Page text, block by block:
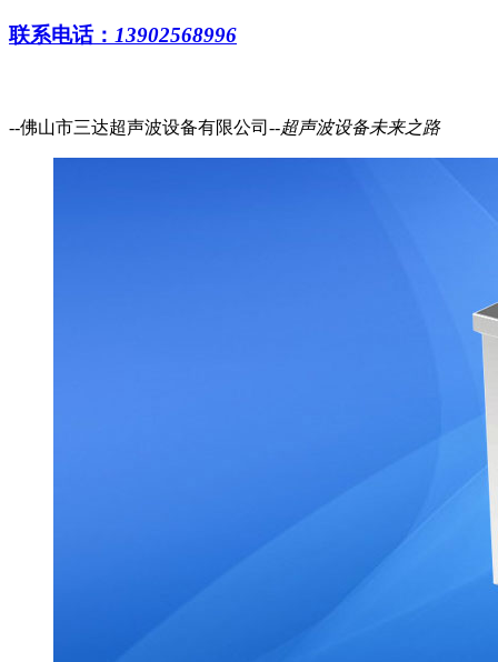
联系电话： 13902568996
--佛山市三达超声波设备有限公司--超声波设备未来之路